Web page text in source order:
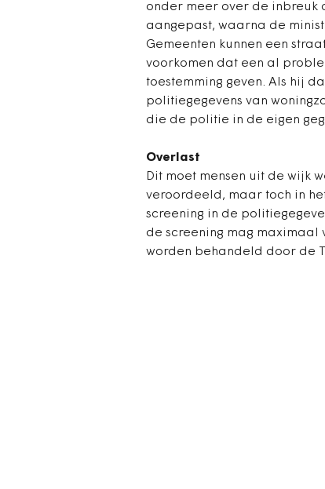
onder meer over de inbreuk
aangepast, waarna de
Gemeenten kunnen een
voorkomen dat een al
toestemming geven. Als hij
politiegegevens van
die de politie in de eigen
Overlast
Dit moet mensen uit de wijk
veroordeeld, maar toch in
screening in de
de screening mag maximaal
worden behandeld door de